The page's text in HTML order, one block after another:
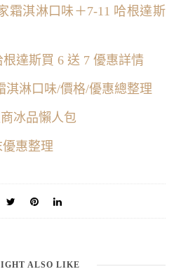
霜淇淋口味＋7-11 哈根達斯
根達斯買 6 送 7 優惠詳情
淇淋口味/價格/優惠總整理
冰品懶人包
優惠整理
ALSO LIKE